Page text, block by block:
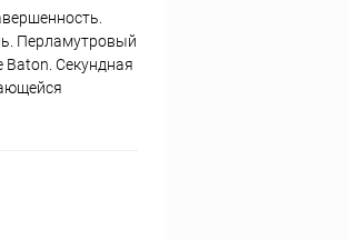
Перламутровый
Секундная